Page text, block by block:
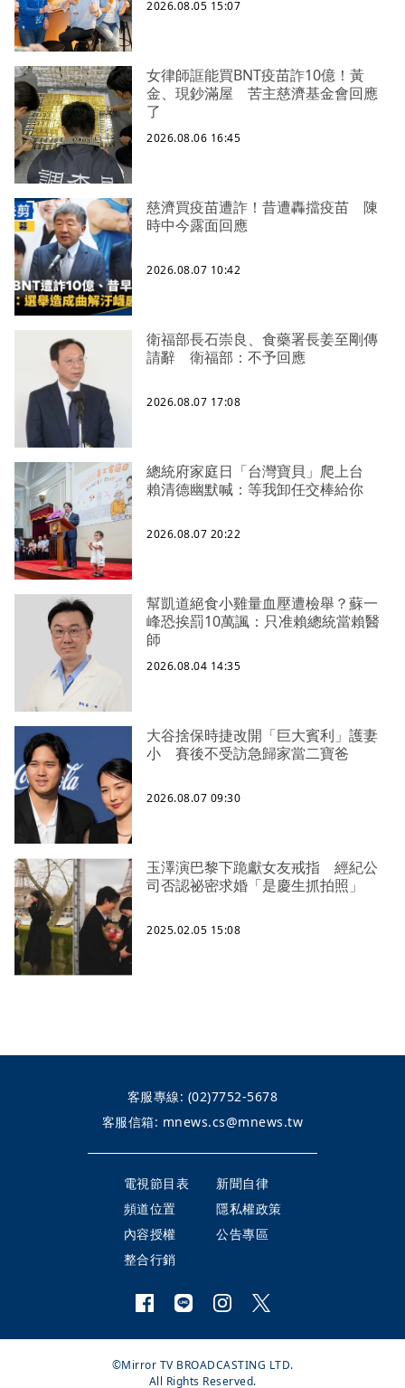
2026.08.05 15:07
女律師誆能買BNT疫苗詐10億！黃
金、現鈔滿屋 苦主慈濟基金會回應
了
2026.08.06 16:45
慈濟買疫苗遭詐！昔遭轟擋疫苗 陳
時中今露面回應
2026.08.07 10:42
衛福部長石崇良、食藥署長姜至剛傳
請辭 衛福部：不予回應
2026.08.07 17:08
總統府家庭日「台灣寶貝」爬上台
賴清德幽默喊：等我卸任交棒給你
2026.08.07 20:22
幫凱道絕食小雞量血壓遭檢舉？蘇一
峰恐挨罰10萬諷：只准賴總統當賴醫
師
2026.08.04 14:35
大谷捨保時捷改開「巨大賓利」護妻
小 賽後不受訪急歸家當二寶爸
2026.08.07 09:30
玉澤演巴黎下跪獻女友戒指 經紀公
司否認祕密求婚「是慶生抓拍照」
2025.02.05 15:08
客服專線: (02)7752-5678
客服信箱: mnews.cs@mnews.tw
電視節目表
新聞自律
頻道位置
隱私權政策
內容授權
公告專區
整合行銷
©Mirror TV BROADCASTING LTD.
All Rights Reserved.